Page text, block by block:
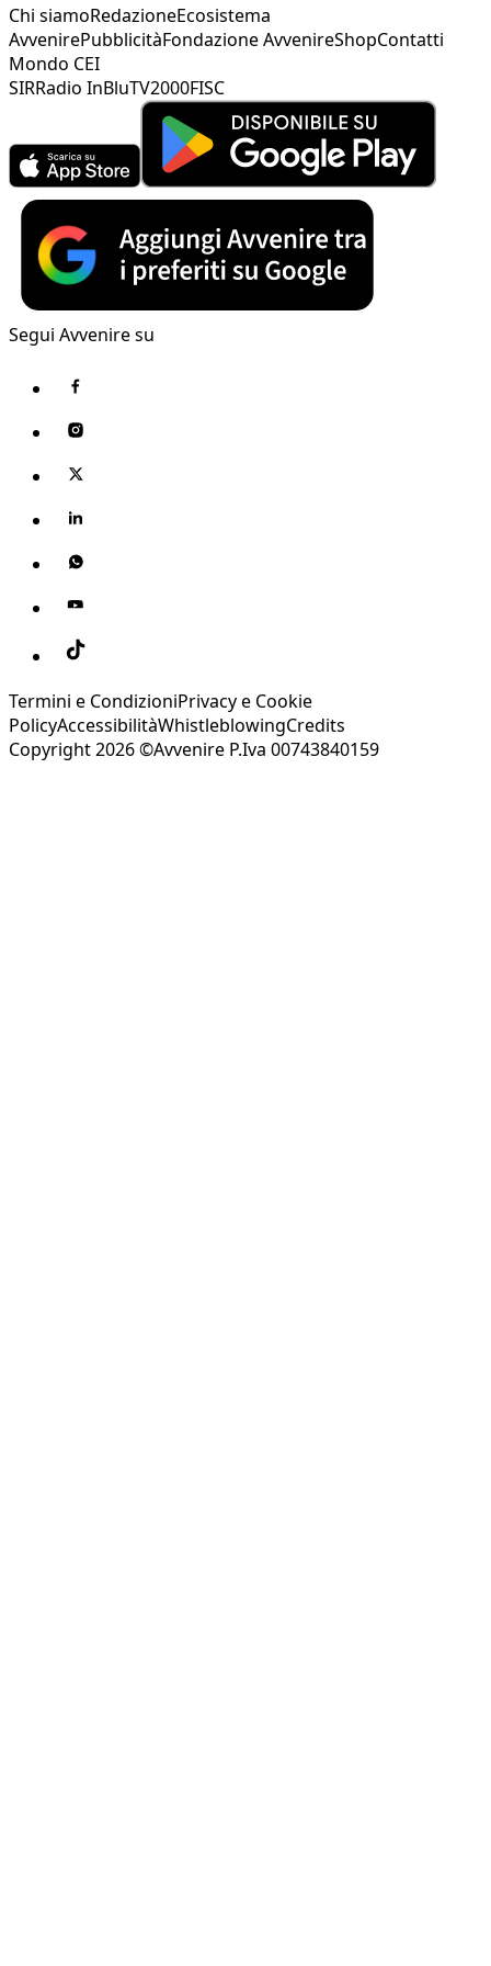
Chi siamoRedazioneEcosistema
AvvenirePubblicitàFondazione AvvenireShopContatti
Mondo CEI
SIRRadio InBluTV2000FISC
Segui Avvenire su
Termini e CondizioniPrivacy e Cookie
PolicyAccessibilitàWhistleblowingCredits
Copyright 2026 ©Avvenire P.Iva 00743840159